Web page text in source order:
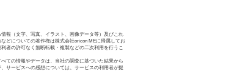
報（文字、写真、イラスト、画像データ等）及びこれ
どについての著作権は株式会社oricon MEに帰属してお
者の許可なく無断転載・複製などの二次利用を行うこ
ての情報やデータは、当社の調査に基づいた結果から
サービスへの感想については、サービスの利用者が提